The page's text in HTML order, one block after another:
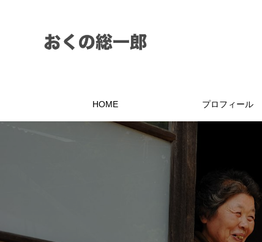
HOME プロフィール